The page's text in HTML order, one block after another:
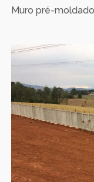
Muro pré-